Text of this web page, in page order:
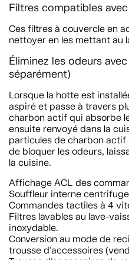
Filtres compatibles
Ces filtres à couvercle en
nettoyer en les mettant au
Éliminez les odeurs
séparément)
Lorsque la hotte est
aspiré et passe à travers
charbon actif qui absorbe
ensuite renvoyé dans la
particules de charbon
de bloquer les odeurs,
la cuisine.
Affichage ACL des
Souffleur interne
Commandes tactiles à 4
Filtres lavables au lave-
inoxydable.
Conversion au mode de
trousse d'accessoires